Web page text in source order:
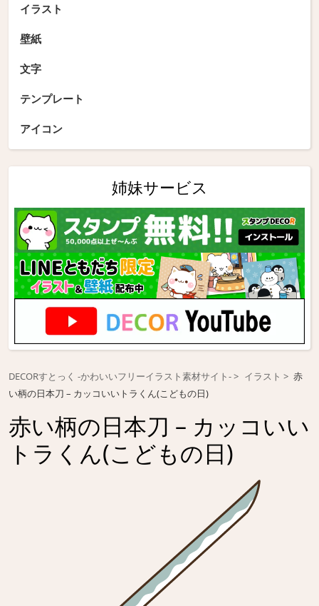
イラスト
壁紙
文字
テンプレート
アイコン
姉妹サービス
DECORすとっく -かわいいフリーイラスト素材サイト- イラスト
赤
い柄の日本刀 – カッコいいトラくん(こどもの日)
赤い柄の日本刀 – カッコいい
トラくん(こどもの日)